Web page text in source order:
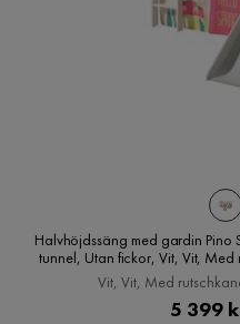
Halvhöjdssäng med gardin Pino
tunnel, Utan fickor, Vit, Vit,
Vit, Vit, Med
5 399